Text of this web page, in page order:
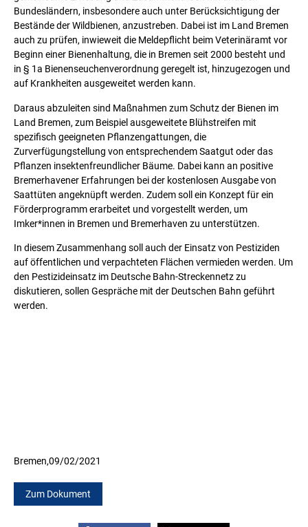
Bundesländern, insbesondere auch unter Berücksichtigung der
Bestände der Wildbienen, anzustreben. Dabei ist im Land Bremen
auch zu prüfen, inwieweit die Meldepflicht beim Veterinäramt vor
Beginn einer Bienenhaltung, die in Bremen seit 2000 besteht und
in § 1a Bienenseuchenverordnung geregelt ist, hinzugezogen und
auf Krankheiten ausgeweitet werden kann.
Daraus abzuleiten sind Maßnahmen zum Schutz der Bienen im
Land Bremen, zum Beispiel ausgeweitete Blühstreifen mit
spezifisch geeigneten Pflanzengattungen, die
Zurverfügungstellung von entsprechendem Saatgut oder das
Pflanzen insektenfreundlicher Bäume. Dabei kann an positive
Bremerhavener Erfahrungen bei der kostenlosen Ausgabe von
Saattüten angeknüpft werden. Zudem soll ein Konzept für ein
Förderprogramm erarbeitet und vorgestellt werden, um
Imker*innen in Bremen und Bremerhaven zu unterstützen.
In diesem Zusammenhang soll auch der Einsatz von Pestiziden
auf öffentlichen und verpachteten Flächen vermieden werden. Um
den Pestizideinsatz im Deutsche Bahn-Streckennetz zu
diskutieren, sollen Gespräche mit der Deutschen Bahn geführt
werden.
Bremen,09/02/2021
Zum Dokument